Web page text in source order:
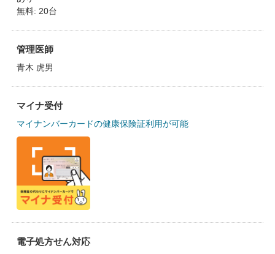
無料: 20台
管理医師
青木 虎男
マイナ受付
マイナンバーカードの健康保険証利用が可能
電子処方せん対応